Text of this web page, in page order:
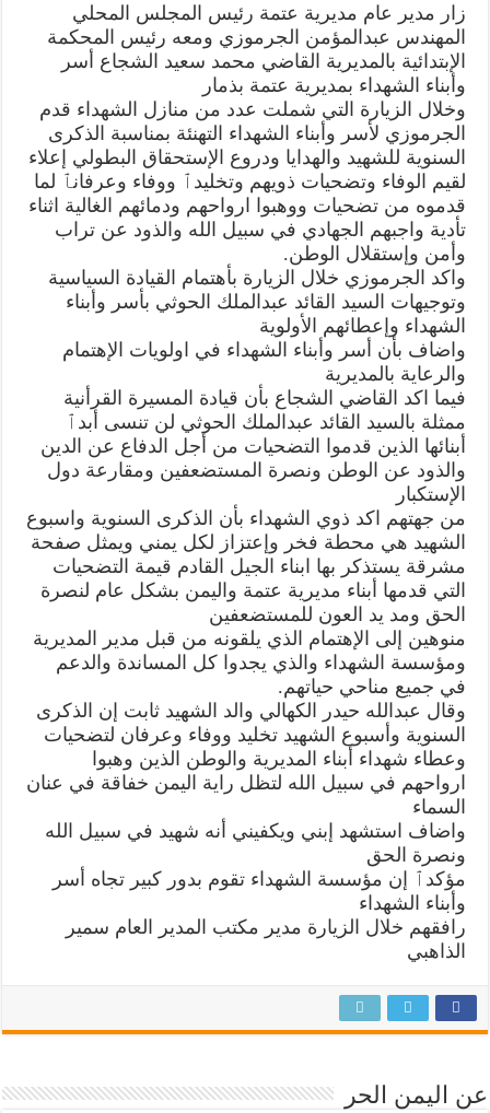
مغلقة
زار مدير عام مديرية عتمة رئيس المجلس المحلي
المهندس عبدالمؤمن الجرموزي ومعه رئيس المحكمة
الإبتدائية بالمديرية القاضي محمد سعيد الشجاع أسر
وأبناء الشهداء بمديرية عتمة بذمار
وخلال الزيارة التي شملت عدد من منازل الشهداء قدم
الجرموزي لأسر وأبناء الشهداء التهنئة بمناسبة الذكرى
السنوية للشهيد والهدايا ودروع الإستحقاق البطولي إعلاء
لقيم الوفاء وتضحيات ذويهم وتخليدٱ ووفاء وعرفانٱ لما
قدموه من تضحيات ووهبوا ارواحهم ودمائهم الغالية اثناء
تأدية واجبهم الجهادي في سبيل الله والذود عن تراب
وأمن وإستقلال الوطن.
واكد الجرموزي خلال الزيارة بأهتمام القيادة السياسية
وتوجيهات السيد القائد عبدالملك الحوثي بأسر وأبناء
الشهداء وإعطائهم الأولوية
واضاف بأن أسر وأبناء الشهداء في اولويات الإهتمام
والرعاية بالمديرية
فيما اكد القاضي الشجاع بأن قيادة المسيرة القرأنية
ممثلة بالسيد القائد عبدالملك الحوثي لن تنسى أبدٱ
أبنائها الذين قدموا التضحيات من أجل الدفاع عن الدين
والذود عن الوطن ونصرة المستضعفين ومقارعة دول
الإستكبار
من جهتهم اكد ذوي الشهداء بأن الذكرى السنوية واسبوع
الشهيد هي محطة فخر وإعتزاز لكل يمني ويمثل صفحة
مشرقة يستذكر بها ابناء الجيل القادم قيمة التضحيات
التي قدمها أبناء مديرية عتمة واليمن بشكل عام لنصرة
الحق ومد يد العون للمستضعفين
منوهين إلى الإهتمام الذي يلقونه من قبل مدير المديرية
ومؤسسة الشهداء والذي يجدوا كل المساندة والدعم
في جميع مناحي حياتهم.
وقال عبدالله حيدر الكهالي والد الشهيد ثابت إن الذكرى
السنوية وأسبوع الشهيد تخليد ووفاء وعرفان لتضحيات
وعطاء شهداء أبناء المديرية والوطن الذين وهبوا
ارواحهم في سبيل الله لتظل راية اليمن خفاقة في عنان
السماء
واضاف استشهد إبني ويكفيني أنه شهيد في سبيل الله
ونصرة الحق
مؤكدٱ إن مؤسسة الشهداء تقوم بدور كبير تجاه أسر
وأبناء الشهداء
رافقهم خلال الزيارة مدير مكتب المدير العام سمير
الذاهبي
عن اليمن الحر